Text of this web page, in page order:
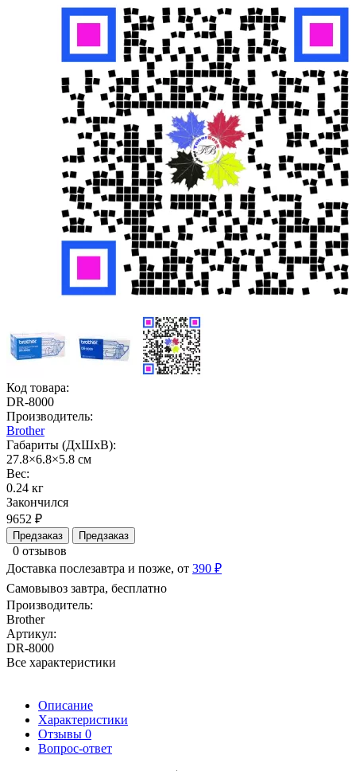
Код товара:
DR-8000
Производитель:
Brother
Габариты (ДхШхВ):
27.8×6.8×5.8 см
Вес:
0.24 кг
Закончился
9652 ₽
Предзаказ Предзаказ
0 отзывов
Доставка послезавтра и позже, от 390 ₽
Самовывоз завтра, бесплатно
Производитель:
Brother
Артикул:
DR-8000
Все характеристики
Описание
Характеристики
Отзывы 0
Вопрос-ответ